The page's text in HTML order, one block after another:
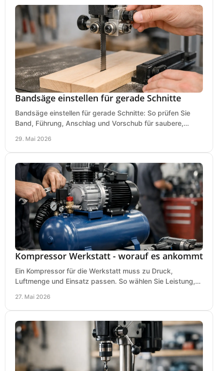
Bandsäge einstellen für gerade Schnitte
Bandsäge einstellen für gerade Schnitte: So prüfen Sie
Band, Führung, Anschlag und Vorschub für saubere,
29. Mai 2026
Kompressor Werkstatt - worauf es ankommt
Ein Kompressor für die Werkstatt muss zu Druck,
Luftmenge und Einsatz passen. So wählen Sie Leistung,
27. Mai 2026